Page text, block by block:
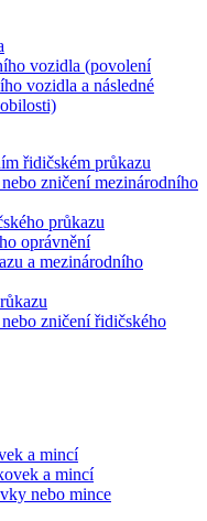
vozidla (povolení
vozidla a následné
řidičském průkazu
zničení mezinárodního
průkazu
oprávnění
a mezinárodního
zničení řidičského
a mincí
a mincí
nebo mince